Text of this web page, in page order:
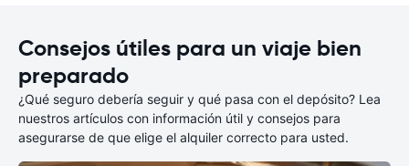
Consejos útiles para un viaje bien
preparado
¿Qué seguro debería seguir y qué pasa con el depósito? Lea
nuestros artículos con información útil y consejos para
asegurarse de que elige el alquiler correcto para usted.